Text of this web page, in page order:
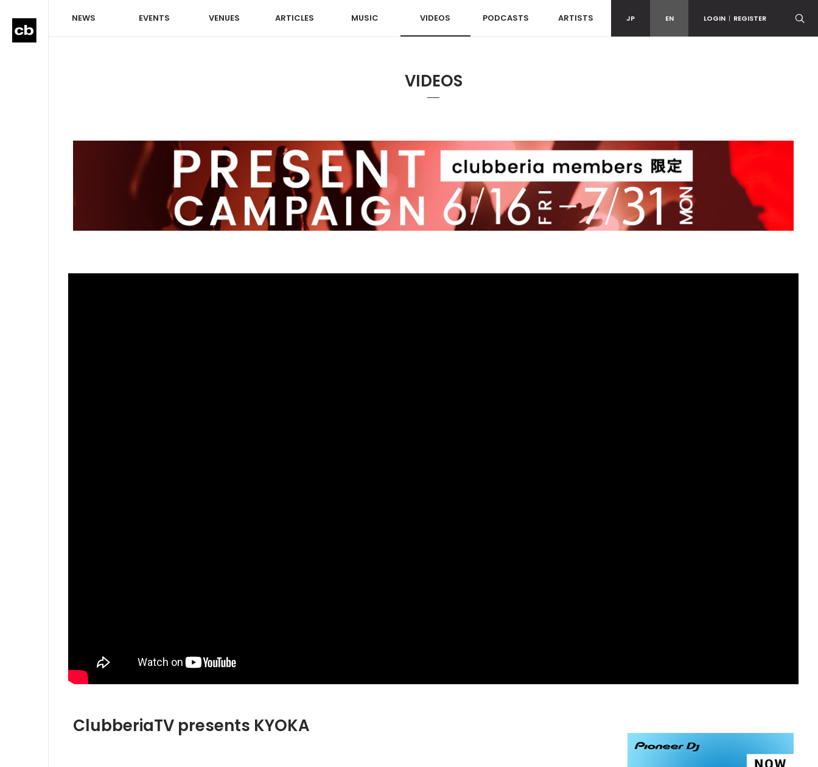
NEWS EVENTS VENUES ARTICLES MUSIC VIDEOS PODCASTS ARTISTS JP EN LOGIN | REGISTER
VIDEOS
ClubberiaTV presents KYOKA